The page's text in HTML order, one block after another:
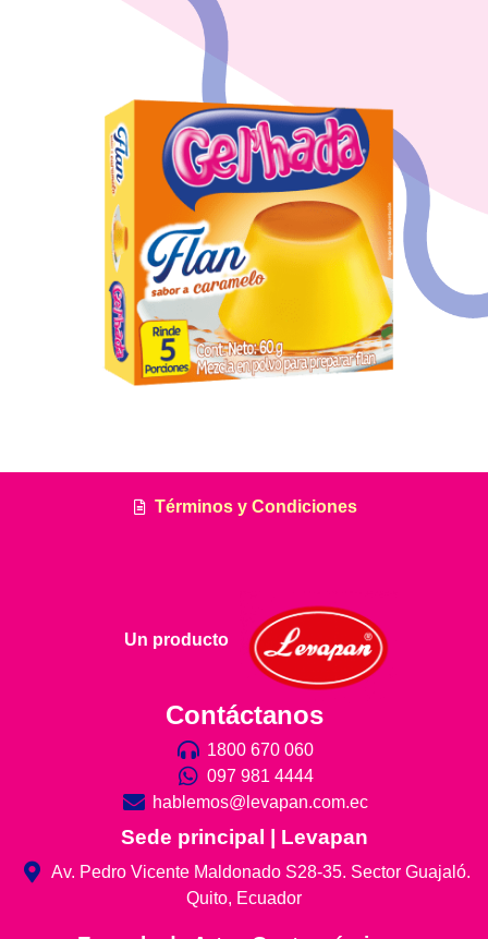
Términos y Condiciones
Un producto
Contáctanos
1800 670 060
097 981 4444
hablemos@levapan.com.ec
Sede principal | Levapan
Av. Pedro Vicente Maldonado S28-35. Sector Guajaló.
Quito, Ecuador